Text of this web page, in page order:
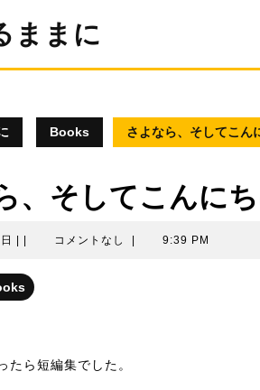
ままに
Books さよなら、そしてこん
、そしてこんに
2017
月
コメントなし 9:39 PM
たら短編集でした。